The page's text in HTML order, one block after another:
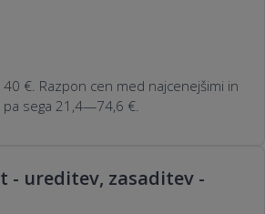
€. Razpon cen med najcenejšimi in
pa sega 21,4—74,6 €.
- ureditev, zasaditev -